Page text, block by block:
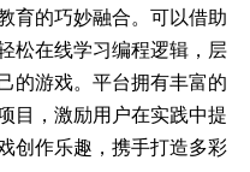
育的巧妙融合。可以借助
松在线学习编程逻辑，层
的游戏。平台拥有丰富的
目，激励用户在实践中提
创作乐趣，携手打造多彩